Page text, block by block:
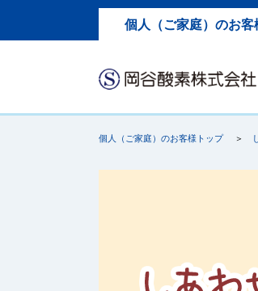
個人（ご家庭）のお客
個人（ご家庭）のお客様トップ